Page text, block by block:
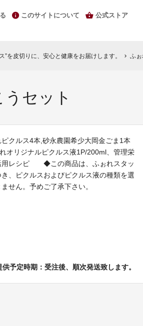
このサイトについて 公式ストア
を皮切りに、安心と健康をお届けします。 chevron_right ふ
セット
ピクルス4本,砂永農園希少大岡金ごま1本
オリジナルピクルス液1P/200ml、管理栄
用レシピ ◆この商品は、ふぉれスタッ
、ピクルスおよびピクルス液の種類を選
せん。予めご了承下さい。
供予定時期：受注後、順次発送致します。